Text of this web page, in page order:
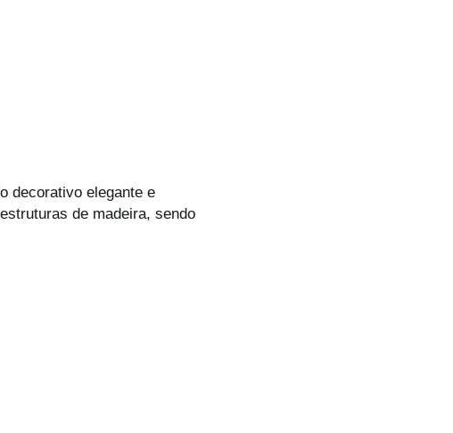
decorativo elegante e
de madeira, sendo